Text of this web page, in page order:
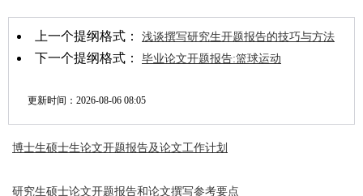
上一个提纲格式： 浅谈撰写研究生开题报告的技巧与方法
下一个提纲格式： 毕业论文开题报告:篮球运动
更新时间： 2026-08-06 08:05
博士生硕士生论文开题报告及论文工作计划
研究生硕士论文开题报告和论文撰写参考要点